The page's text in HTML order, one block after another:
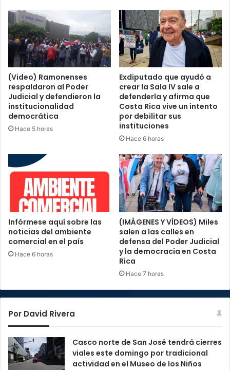
(Video) Ramonenses
respaldaron al Poder
Judicial y defendieron la
institucionalidad
democrática
Hace 5 horas
Exdiputado que ayudó a
crear la Sala IV sale a
defenderla y afirma que
Costa Rica vive un intento
por debilitar sus
instituciones
Hace 6 horas
Infórmese aquí sobre las
noticias del ambiente
comercial en el país
Hace 6 horas
(IMÁGENES Y VÍDEOS) Miles
salen a las calles en
defensa del Poder Judicial
y la democracia en Costa
Rica
Hace 7 horas
Por David Rivera
Casco norte de San José tendrá cierres
viales este domingo por tradicional
actividad en el Museo de los Niños